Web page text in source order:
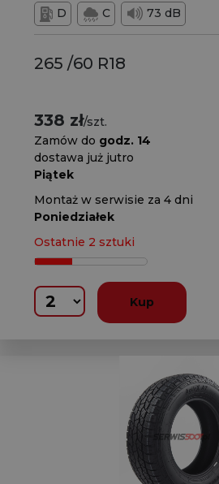
D C 73 dB
265 /60 R18
338 zł/szt.
Zamów do godz. 14
dostawa już jutro
Piątek
Montaż w serwisie za 4 dni
Poniedziałek
Ostatnie 2 sztuki
Kup